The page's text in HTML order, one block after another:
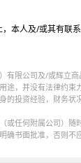
本人及/或其有联
限公司及/或辉立
，并没有法律约束
投资经验，财务
任何附属公司）随
书面批准，否则不